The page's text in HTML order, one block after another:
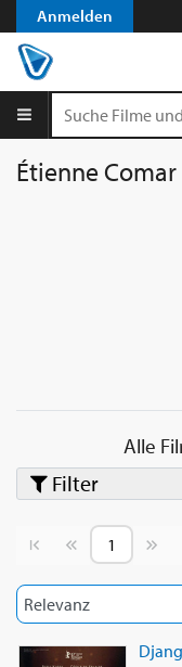
Anmelden
Étienne Comar
Alle
Vorherige
Filter